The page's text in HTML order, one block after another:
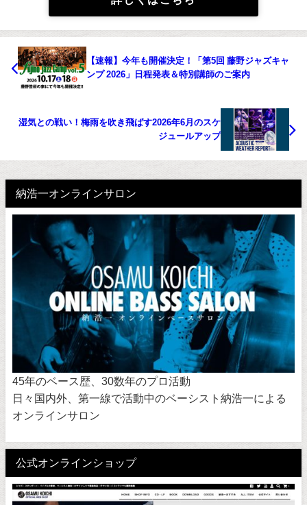
【速報】今年も開催決定！「第5回 藤野ジャズキャ
ンプ 2026」日程発表＆特別講師のご案内
湿気との戦い！梅雨を吹き飛ばす2026年6月のスケ
ジュールアップ
納浩一オンラインサロン
45年のベース歴、30数年のプロ活動
日々国内外、第一線で活動中のベーシスト納浩一による
オンラインサロン
公式オンラインショップ